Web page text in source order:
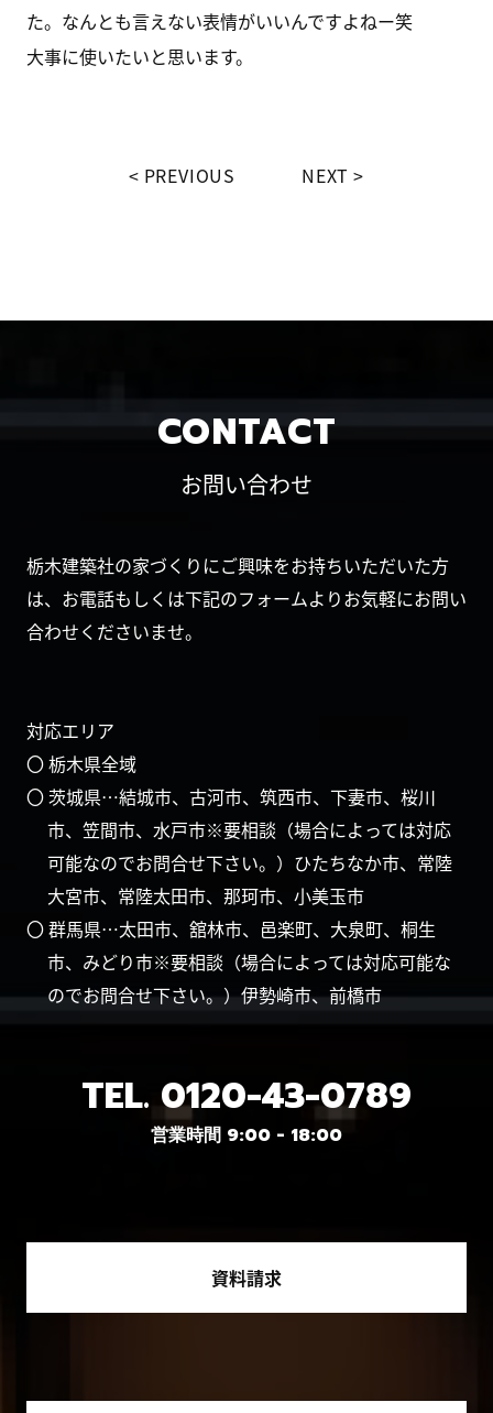
た。なんとも言えない表情がいいんですよねー笑
大事に使いたいと思います。
PREVIOUS NEXT
CONTACT
お問い合わせ
栃木建築社の家づくりにご興味をお持ちいただいた方
は、お電話もしくは下記のフォームよりお気軽にお問い
合わせくださいませ。
対応エリア
〇 栃木県全域
〇 茨城県…結城市、古河市、筑西市、下妻市、桜川
市、笠間市、水戸市※要相談（場合によっては対応
可能なのでお問合せ下さい。）ひたちなか市、常陸
大宮市、常陸太田市、那珂市、小美玉市
〇 群馬県…太田市、舘林市、邑楽町、大泉町、桐生
市、みどり市※要相談（場合によっては対応可能な
のでお問合せ下さい。）伊勢崎市、前橋市
TEL. 0120-43-0789
営業時間 9:00 - 18:00
資料請求